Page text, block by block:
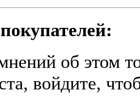
об этом
войдите,